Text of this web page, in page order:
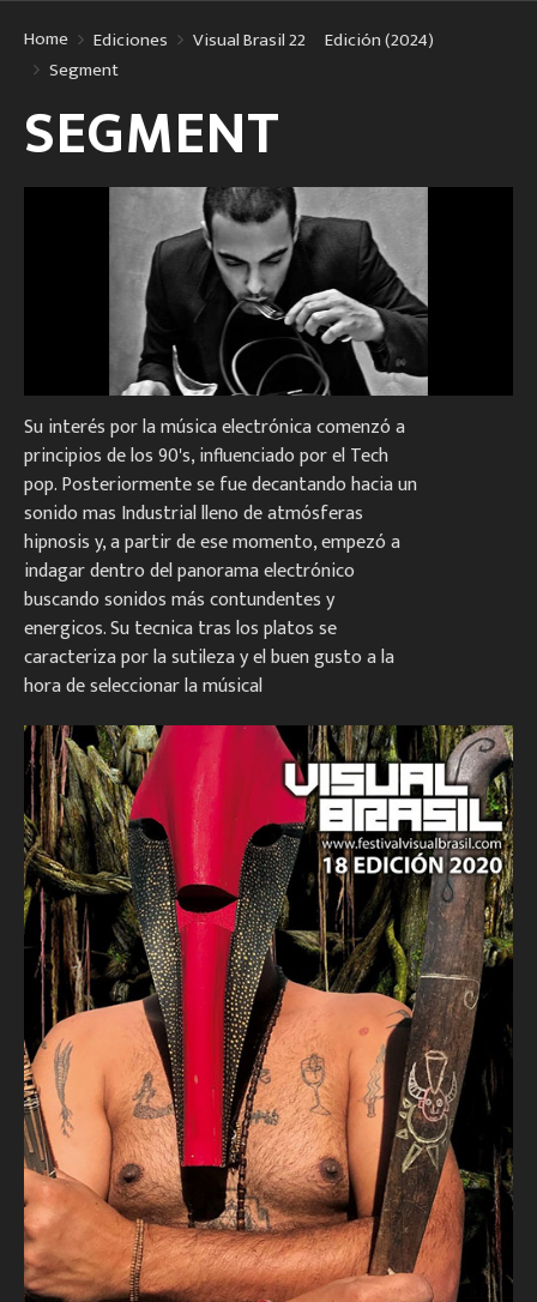
Home Ediciones
Visual Brasil 22º Edición (2024)
Segment
SEGMENT
Su interés por la música electrónica comenzó a
principios de los 90's, influenciado por el Tech
pop. Posteriormente se fue decantando hacia un
sonido mas Industrial lleno de atmósferas
hipnosis y, a partir de ese momento, empezó a
indagar dentro del panorama electrónico
buscando sonidos más contundentes y
energicos. Su tecnica tras los platos se
caracteriza por la sutileza y el buen gusto a la
hora de seleccionar la músical